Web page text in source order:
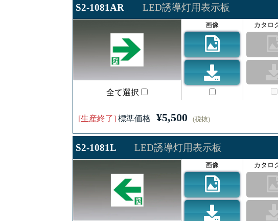
S2-1081AR LED誘導灯用表示板
全て選択
画像 カタロ
[生産終了] 標準価格 ¥5,500 (税抜)
S2-1081L LED誘導灯用表示板
画像 カタロ